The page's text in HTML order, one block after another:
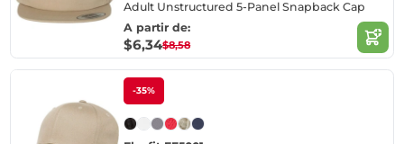
Adult Unstructured 5-Panel Snapback Cap
A partir de:
$6,34$8,58
-35%